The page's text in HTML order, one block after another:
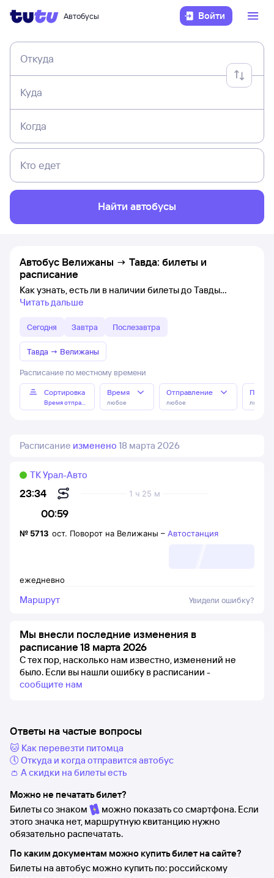
Автобусы Войти
Откуда
Куда
Когда
Кто едет
Найти автобусы
Автобус Велижаны → Тавда: билеты и
расписание
Как узнать, есть ли в наличии билеты до Тавды
Читать дальше
Сегодня Завтра Послезавтра
Тавда → Велижаны
Расписание по местному времени
Сортировка
Время отправления
Время
любое
Отправление
любое любое
Расписание изменено 18 марта 2026
23:34
00:59
1 ч 25 м
ТК Урал-Авто
ежедневно
№ 5713 ост. Поворот на Велижаны – Автостанция
Маршрут Увидели ошибку?
Мы внесли последние изменения в
расписание 18 марта 2026
С тех пор, насколько нам известно, изменений не
было. Если вы нашли ошибку в расписании -
сообщите нам
Ответы на частые вопросы
🐱 Как перевезти питомца
🕔 Откуда и когда отправится автобус
👛 А скидки на билеты есть
Можно не печатать билет?
Билеты со знаком
можно показать со смартфона. Если
этого значка нет, маршрутную квитанцию нужно
обязательно распечатать.
По каким документам можно купить билет на сайте?
Билеты на автобус можно купить по: российскому